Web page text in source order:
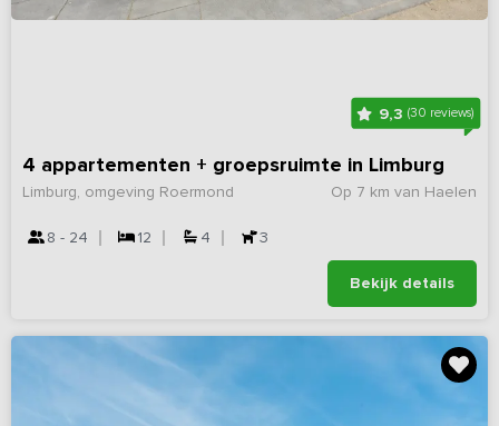
9,3 (30 reviews)
4 appartementen + groepsruimte in Limburg
Op 7 km van Haelen
Limburg, omgeving Roermond
8 - 24 12 4 3
Bekijk details